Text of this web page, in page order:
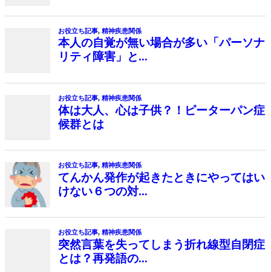
お役立ち記事, 精神疾患関係
本人の自覚が無い場合が多い「パーソナ
リティ障害」と...
お役立ち記事, 精神疾患関係
体は大人、心は子供？！ピーターパン症
候群とは
お役立ち記事, 精神疾患関係
てんかん発作が起きたときにやってはい
けない６つの対...
お役立ち記事, 精神疾患関係
突然言葉を失ってしまう折れ線型自閉症
とは？再発語の...